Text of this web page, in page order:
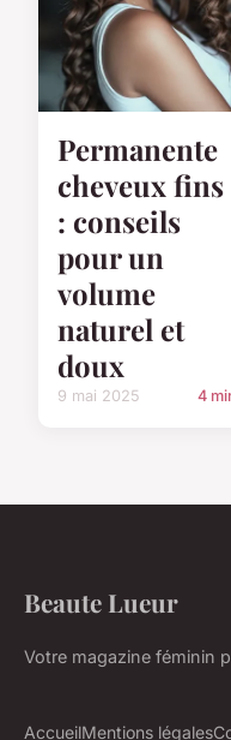
Permanente
cheveux fins
: conseils
pour un
volume
naturel et
doux
9 mai 2025 4
Beaute Lueur
Votre magazine féminin
AccueilMentions légales